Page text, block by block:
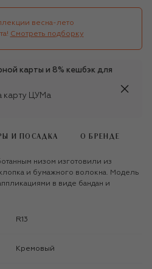
весна-лето
Смотреть подборку
карты и 8% кешбэк для
карту ЦУМа
И ПОСАДКА О БРЕНДЕ
низом изготовили из
и бумажного волокна. Модель
в виде бандан и
R13
Кремовый